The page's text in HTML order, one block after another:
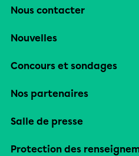
Nous contacter
Nouvelles
Concours et sondages
Nos partenaires
Salle de presse
Protection des